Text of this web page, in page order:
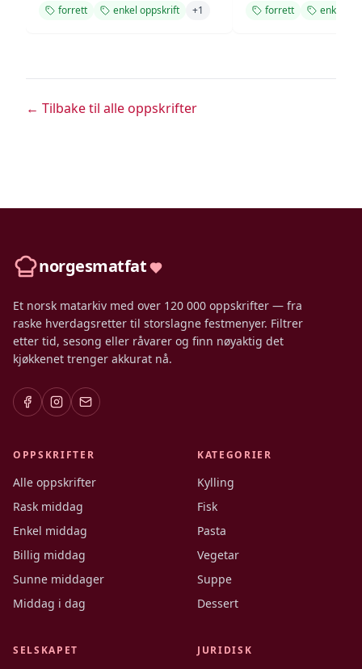
forrett enkel oppskrift +1 forrett enkel
← Tilbake til alle oppskrifter
norgesmatfat
Et norsk matarkiv med over 120 000 oppskrifter — fra
raske hverdagsretter til storslagne festmenyer. Filtrer
etter tid, sesong eller råvarer og finn nøyaktig det
kjøkkenet trenger akkurat nå.
OPPSKRIFTER
Alle oppskrifter
Rask middag
Enkel middag
Billig middag
Sunne middager
Middag i dag
KATEGORIER
Kylling
Fisk
Pasta
Vegetar
Suppe
Dessert
SELSKAPET JURIDISK